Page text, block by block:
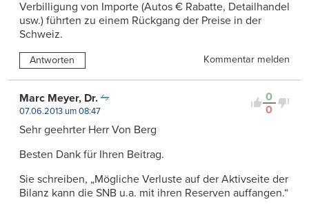
Verbilligung von Importe (Autos € Rabatte, Detailhandel
usw.) führten zu einem Rückgang der Preise in der
Schweiz.
Antworten Kommentar melden
0
0
Marc Meyer, Dr.
07.06.2013 um 08:47
Sehr geehrter Herr Von Berg
Besten Dank für Ihren Beitrag.
Sie schreiben, „Mögliche Verluste auf der Aktivseite der
Bilanz kann die SNB u.a. mit ihren Reserven auffangen.“